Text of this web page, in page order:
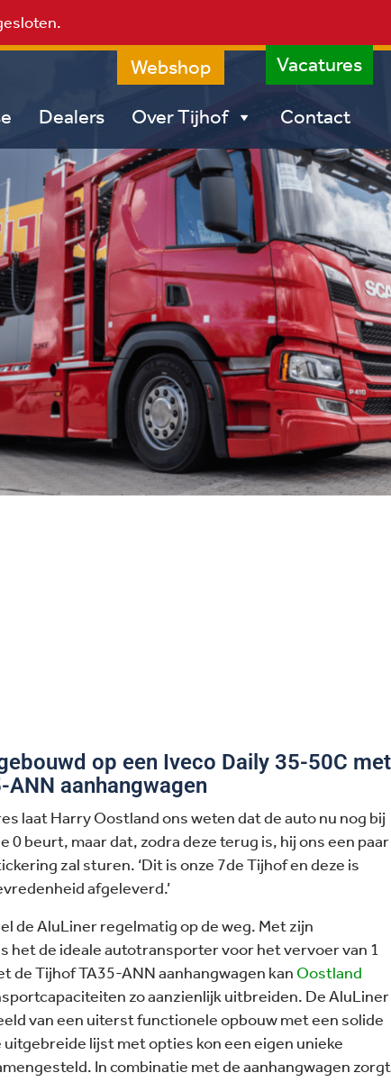
Dealers Over Tijhof Contact
Webshop Vacatures
op een Iveco Daily 35-50C met
ANN aanhangwagen
laat Harry Oostland ons weten dat de auto nu nog bij
0 beurt, maar dat, zodra deze terug is, hij ons een paar
zal sturen. ‘Dit is onze 7de Tijhof en deze is
afgeleverd.’
de AluLiner regelmatig op de weg. Met zijn
het de ideale autotransporter voor het vervoer van 1
de Tijhof TA35-ANN aanhangwagen kan Oostland
zo aanzienlijk uitbreiden. De AluLiner
van een uiterst functionele opbouw met een solide
lijst met opties kon een eigen unieke
In combinatie met de aanhangwagen zorgt